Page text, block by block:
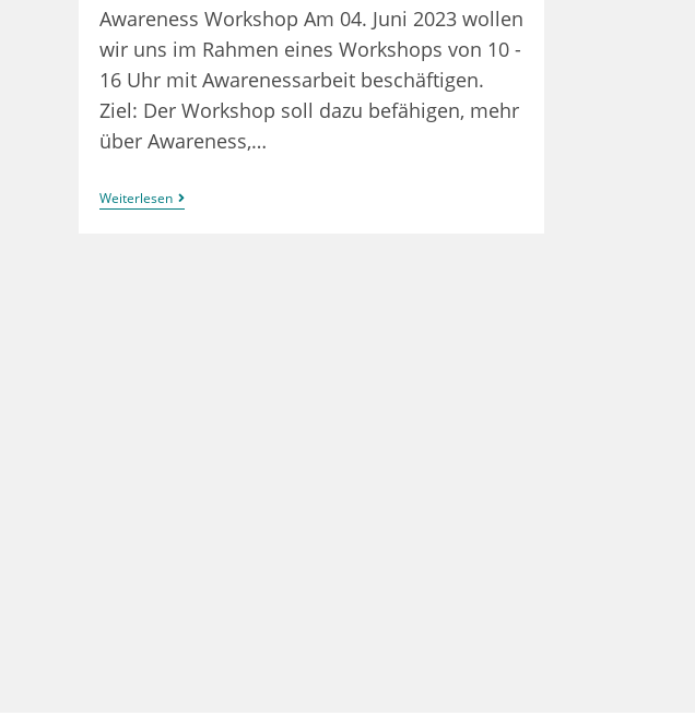
Awareness Workshop Am 04. Juni 2023 wollen
wir uns im Rahmen eines Workshops von 10 -
16 Uhr mit Awarenessarbeit beschäftigen.
Ziel: Der Workshop soll dazu befähigen, mehr
über Awareness,…
WeiterlesenAwareness-
Workshop